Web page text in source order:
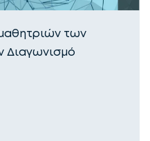
των
Διαγωνισμό